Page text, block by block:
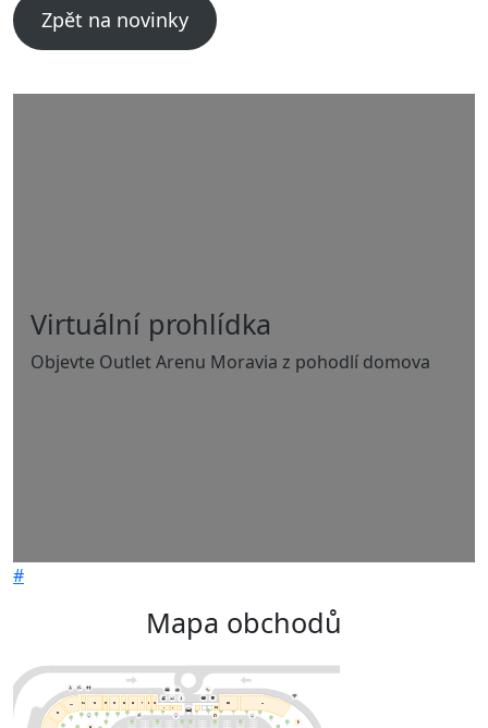
Zpět na novinky
Virtuální prohlídka
Objevte Outlet Arenu Moravia z pohodlí domova
#
Mapa obchodů